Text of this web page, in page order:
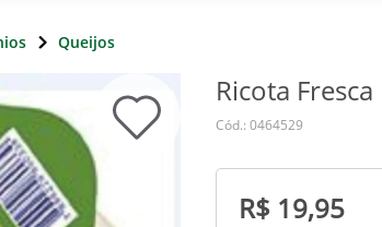
Queijos
Ricota
Cód.: 0464529
R$ 19,95